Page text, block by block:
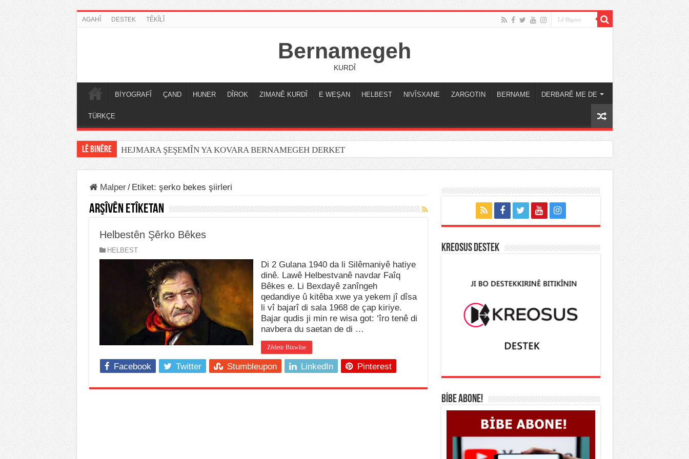
AGAHÎ DESTEK TÊKÎLÎ
Bernamegeh
KURDÎ
BİYOGRAFÎ ÇAND HUNER DÎROK ZIMANÊ KURDÎ E WEŞAN HELBEST NIVÎSXANE ZARGOTIN BERNAME DERBARÊ ME DE
TÜRKÇE
LÊ BINÊRE HEJMARA ŞEŞEMÎN YA KOVARA BERNAMEGEH DERKET
Malper/ Etiket: şerko bekes şiirleri
Arşîvên Etîketan
Helbestên Şêrko Bêkes
HELBEST
Di 2 Gulana 1940 da li Silêmaniyê hatiye
dinê. Lawê Helbestvanê navdar Faîq
Bêkes e. Li Bexdayê zanîngeh
qedandiye û kitêba xwe ya yekem jî dîsa
li vî bajarî di sala 1968 de çap kiriye.
Bajar qudis ji min re wisa got: ‘îro tenê di
navbera du saetan de di …
Zêdetir Bixwîne
Facebook Twitter Stumbleupon LinkedIn Pinterest
KREOSUS DESTEK
BİBE ABONE!